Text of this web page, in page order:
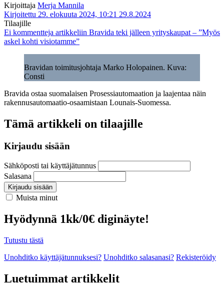
Kirjoittaja Merja Mannila
Kirjoitettu 29. elokuuta 2024, 10:21 29.8.2024
Tilaajille
Ei kommentteja artikkeliin Bravida teki jälleen yrityskaupat – ”Myös
askel kohti visiotamme”
Bravidan toimitusjohtaja Marko Holopainen. Kuva:
Consti
Bravida ostaa suomalaisen Prosessiautomaation ja laajentaa näin
rakennusautomaatio-osaamistaan Lounais-Suomessa.
Tämä artikkeli on tilaajille
Kirjaudu sisään
Sähköposti tai käyttäjätunnus
Salasana
Kirjaudu sisään
Muista minut
Hyödynnä 1kk/0€ diginäyte!
Tutustu tästä
Unohditko käyttäjätunnuksesi? Unohditko salasanasi? Rekisteröidy
Luetuimmat artikkelit